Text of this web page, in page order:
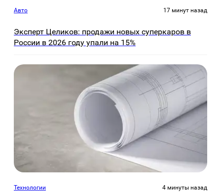
Авто 17 минут назад
Эксперт Целиков: продажи новых суперкаров в
России в 2026 году упали на 15%
Технологии 4 минуты назад